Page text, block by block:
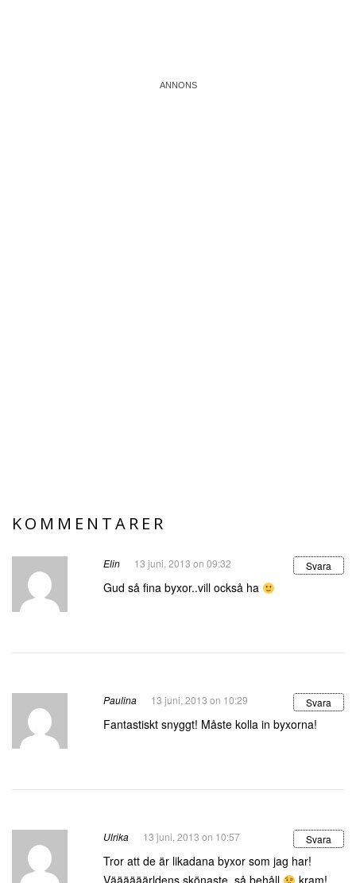
KOMMENTARER
Elin 13 juni, 2013 on 09:32 Svara
Gud så fina byxor..vill också ha
Paulina 13 juni, 2013 on 10:29 Svara
Fantastiskt snyggt! Måste kolla in byxorna!
Ulrika 13 juni, 2013 on 10:57 Svara
Tror att de är likadana byxor som jag har!